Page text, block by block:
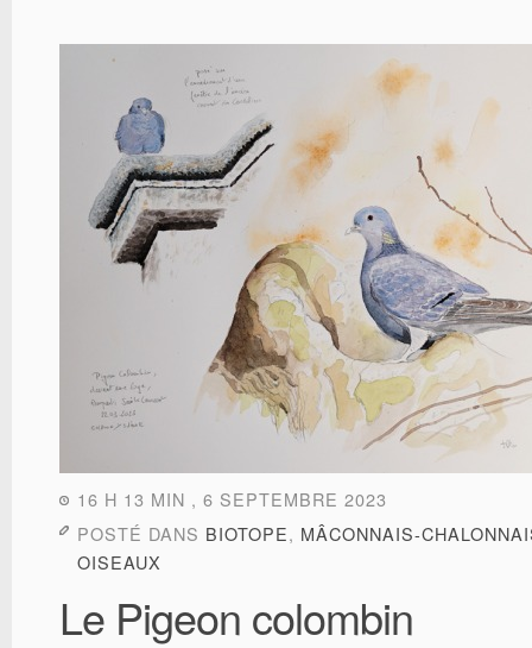
16 H 13 MIN , 6 SEPTEMBRE 2023
POSTÉ DANS BIOTOPE, MÂCONNAIS-
OISEAUX
Le Pigeon colombin